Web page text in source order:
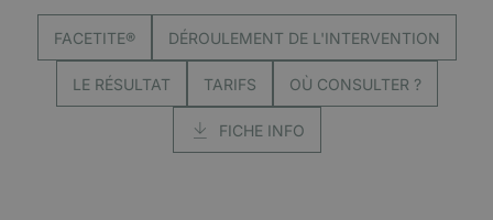
FACETITE® DÉROULEMENT DE L'INTERVENTION
LE RÉSULTAT TARIFS OÙ CONSULTER ?
FICHE INFO